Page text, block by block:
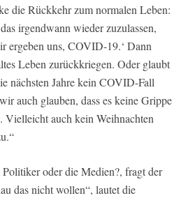
die Rückkehr zum normalen Leben:
irgendwann wieder zuzulassen,
ergeben uns, COVID-19.‘ Dann
Leben zurückkriegen. Oder glaubt
nächsten Jahre kein COVID-Fall
auch glauben, dass es keine Grippe
auch kein Weihnachten
oder die Medien?, fragt der
das nicht wollen“, lautet die